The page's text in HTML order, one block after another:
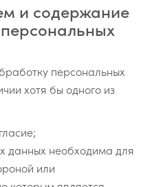
и содержание
персональных
хотя бы одного из
данных необходима для
или